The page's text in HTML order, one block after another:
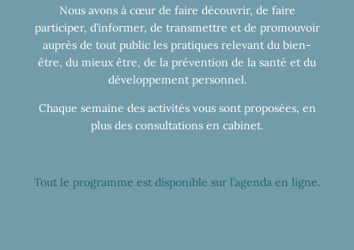
Nous avons à cœur de faire découvrir, de faire
participer, d’informer, de transmettre et de promouvoir
auprès de tout public les pratiques relevant du bien-
être, du mieux être, de la prévention de la santé et du
développement personnel.
Chaque semaine des activités vous sont proposées, en
plus des consultations en cabinet.
Tout le programme est disponible sur l’agenda en ligne.